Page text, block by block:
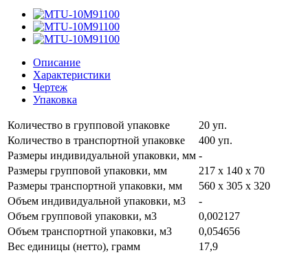
Описание
Характеристики
Чертеж
Упаковка
Количество в групповой упаковке
20 уп.
Количество в транспортной упаковке
400 уп.
Размеры индивидуальной упаковки, мм -
Размеры групповой упаковки, мм
217 х 140 х 70
Размеры транспортной упаковки, мм
560 х 305 х 320
Объем индивидуальной упаковки, м3
-
Объем групповой упаковки, м3
0,002127
Объем транспортной упаковки, м3
0,054656
Вес единицы (нетто), грамм
17,9